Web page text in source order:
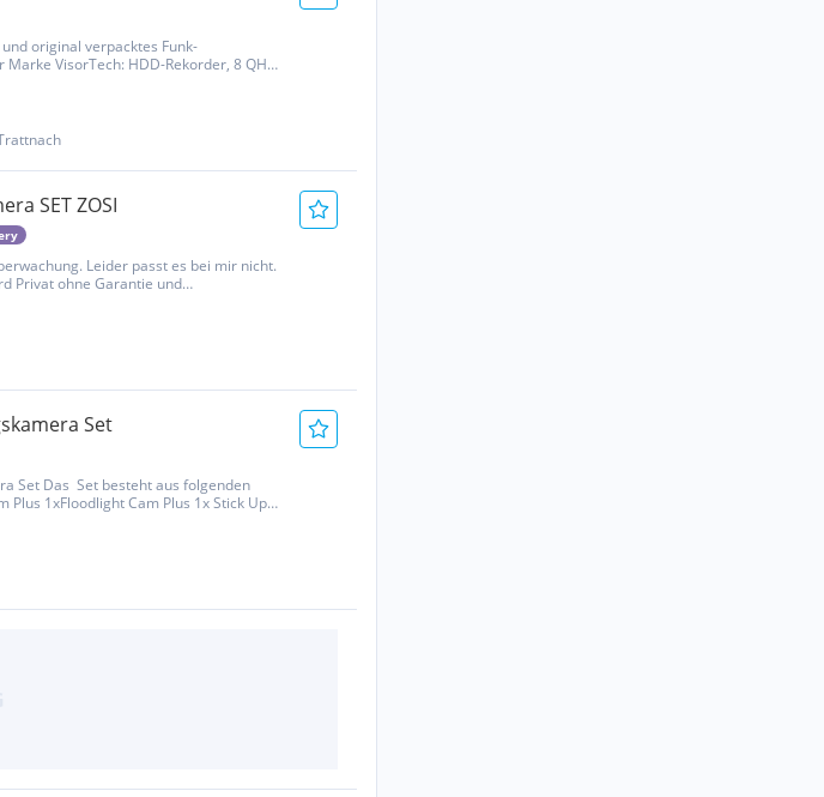
original verpacktes Funk-
VisorTech: HDD-Rekorder, 8 QHD-
SET ZOSI
Leider passt es bei mir nicht.
Privat ohne Garantie und
Set
Set Das Set besteht aus folgenden
Plus 1xFloodlight Cam Plus 1x Stick Up